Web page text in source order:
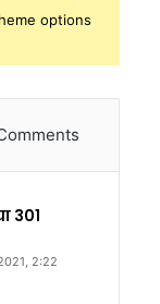
options
301
2:22